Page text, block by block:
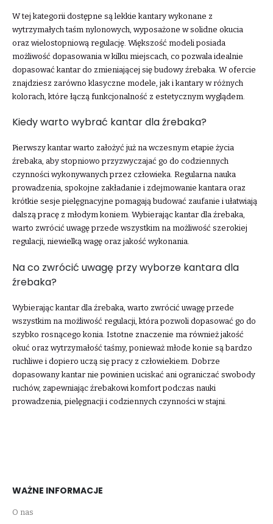
W tej kategorii dostępne są lekkie kantary wykonane z
wytrzymałych taśm nylonowych, wyposażone w solidne okucia
oraz wielostopniową regulację. Większość modeli posiada
możliwość dopasowania w kilku miejscach, co pozwala idealnie
dopasować kantar do zmieniającej się budowy źrebaka. W ofercie
znajdziesz zarówno klasyczne modele, jak i kantary w różnych
kolorach, które łączą funkcjonalność z estetycznym wyglądem.
Kiedy warto wybrać kantar dla źrebaka?
Pierwszy kantar warto założyć już na wczesnym etapie życia
źrebaka, aby stopniowo przyzwyczajać go do codziennych
czynności wykonywanych przez człowieka. Regularna nauka
prowadzenia, spokojne zakładanie i zdejmowanie kantara oraz
krótkie sesje pielęgnacyjne pomagają budować zaufanie i ułatwiają
dalszą pracę z młodym koniem. Wybierając kantar dla źrebaka,
warto zwrócić uwagę przede wszystkim na możliwość szerokiej
regulacji, niewielką wagę oraz jakość wykonania.
Na co zwrócić uwagę przy wyborze kantara dla
źrebaka?
Wybierając kantar dla źrebaka, warto zwrócić uwagę przede
wszystkim na możliwość regulacji, która pozwoli dopasować go do
szybko rosnącego konia. Istotne znaczenie ma również jakość
okuć oraz wytrzymałość taśmy, ponieważ młode konie są bardzo
ruchliwe i dopiero uczą się pracy z człowiekiem. Dobrze
dopasowany kantar nie powinien uciskać ani ograniczać swobody
ruchów, zapewniając źrebakowi komfort podczas nauki
prowadzenia, pielęgnacji i codziennych czynności w stajni.
WAŻNE INFORMACJE
O nas